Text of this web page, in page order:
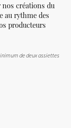
créations du
au rythme des
producteurs
de deux assiettes